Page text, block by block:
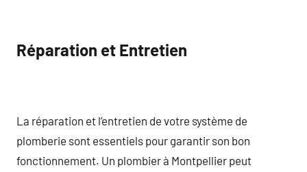
Réparation et Entretien
La réparation et l’entretien de votre système de
plomberie sont essentiels pour garantir son bon
fonctionnement. Un plombier à Montpellier peut